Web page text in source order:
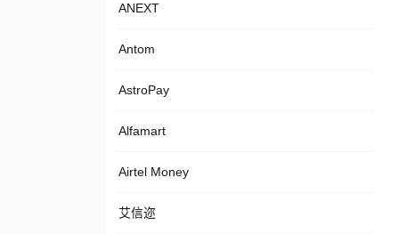
ANEXT
Antom
AstroPay
Alfamart
Airtel Money
艾信迩